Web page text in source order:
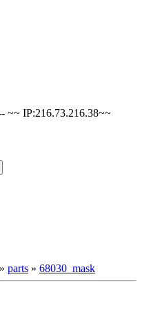
~~ IP:216.73.216.38~~
» parts » 68030_mask